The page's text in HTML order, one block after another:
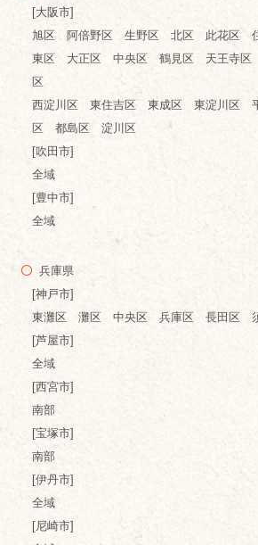
[大阪市]
旭区 阿倍野区 生野区 北区 此花区
東区 大正区 中央区 鶴見区 天王寺
区
西淀川区 東住吉区 東成区 東淀川区
区 都島区 淀川区
[吹田市]
全域
[豊中市]
全域
兵庫県
[神戸市]
東灘区 灘区 中央区 兵庫区 長田区
[芦屋市]
全域
[西宮市]
南部
[宝塚市]
南部
[伊丹市]
全域
[尼崎市]